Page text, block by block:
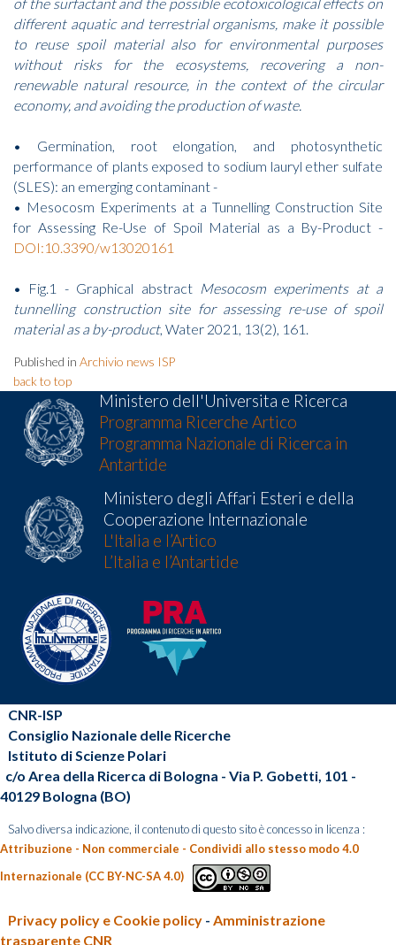
different aquatic and terrestrial organisms, make it possible
to reuse spoil material also for environmental purposes
without risks for the ecosystems, recovering a non-
renewable natural resource, in the context of the circular
economy, and avoiding the production of waste.
• Germination, root elongation, and photosynthetic
performance of plants exposed to sodium lauryl ether sulfate
(SLES): an emerging contaminant -
• Mesocosm Experiments at a Tunnelling Construction Site
for Assessing Re-Use of Spoil Material as a By-Product -
DOI:10.3390/w13020161
• Fig.1 - Graphical abstract Mesocosm experiments at a
tunnelling construction site for assessing re-use of spoil
material as a by-product, Water 2021, 13(2), 161.
Published in Archivio news ISP
back to top
Ministero dell'Universita e Ricerca
Programma Ricerche Artico
Programma Nazionale di Ricerca in
Antartide
Ministero degli Affari Esteri e della
Cooperazione Internazionale
L'Italia e l’Artico
L’Italia e l’Antartide
CNR-ISP
Consiglio Nazionale delle Ricerche
Istituto di Scienze Polari
c/o Area della Ricerca di Bologna - Via P. Gobetti, 101 -
40129 Bologna (BO)
Salvo diversa indicazione, il contenuto di questo sito è concesso in licenza :
Attribuzione - Non commerciale - Condividi allo stesso modo 4.0
Internazionale (CC BY-NC-SA 4.0)
Privacy policy e Cookie policy - Amministrazione
trasparente CNR